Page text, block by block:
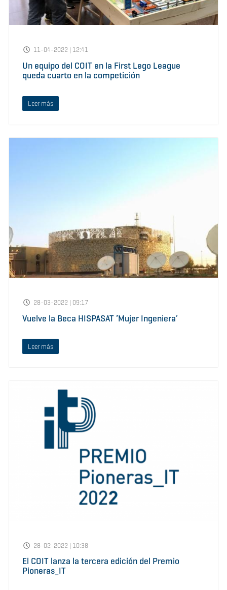
11-04-2022 | 12:41
Un equipo del COIT en la First Lego League
queda cuarto en la competición
Leer más
28-03-2022 | 09:17
Vuelve la Beca HISPASAT ‘Mujer Ingeniera’
Leer más
28-02-2022 | 10:38
El COIT lanza la tercera edición del Premio
Pioneras_IT